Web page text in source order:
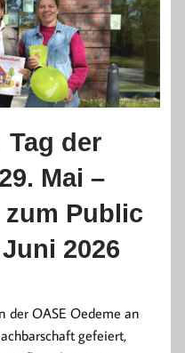
Tag der
Mai –
Public
2026
der OASE Oedeme an
gefeiert,